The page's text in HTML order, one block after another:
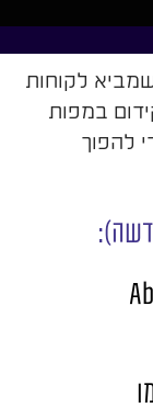
לקוחות
במפות
להפוך